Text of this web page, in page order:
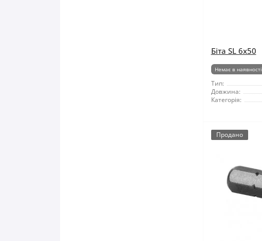
Біта SL 6x50
Немає в наявності
Тип:
Довжина:
Категорія:
Продано